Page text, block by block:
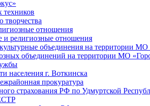
творчества
отношения
и религиозные отношения
объединения на территории МО
объединений на территории МО
населения г. Воткинска
прокуратура
страхования РФ по Удмуртской